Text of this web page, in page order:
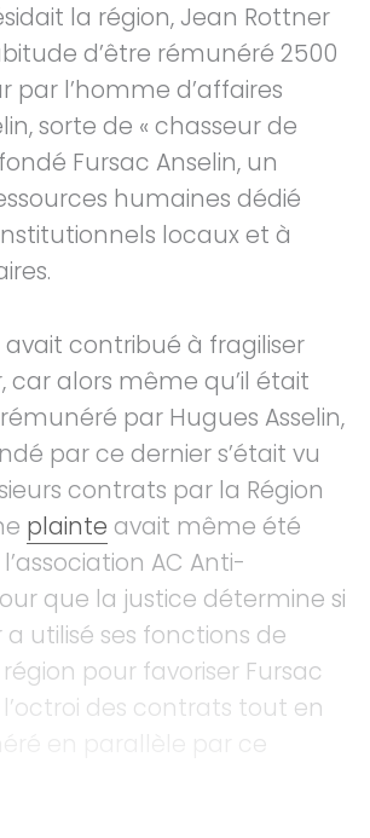
la région, Jean Rottner
d’être rémunéré 2500
par l’homme d’affaires
sorte de « chasseur de
Fursac Anselin, un
humaines dédié
locaux et à
contribué à fragiliser
car alors même qu’il était
par Hugues Asselin,
par ce dernier s’était vu
contrats par la Région
plainte avait même été
AC Anti-
que la justice détermine si
utilisé ses fonctions de
pour favoriser Fursac
des contrats tout en
en parallèle par ce